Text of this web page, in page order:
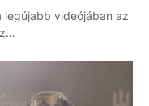
legújabb videójában az